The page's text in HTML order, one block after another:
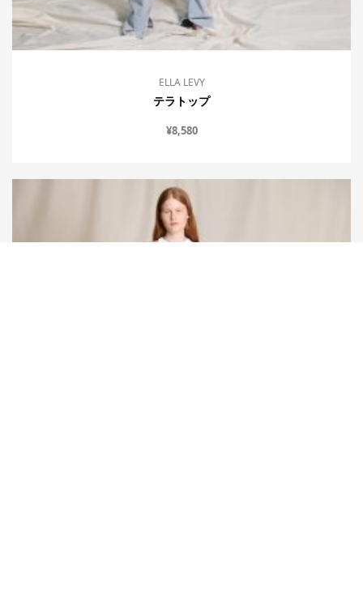
ELLA LEVY
テラトップ
¥8,580